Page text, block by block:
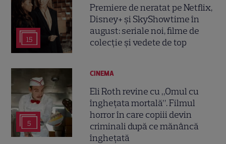
15
Premiere de neratat pe Netflix,
Disney+ și SkyShowtime în
august: seriale noi, filme de
colecție și vedete de top
5
CINEMA
Eli Roth revine cu „Omul cu
înghețata mortală”. Filmul
horror în care copiii devin
criminali după ce mănâncă
înghețată